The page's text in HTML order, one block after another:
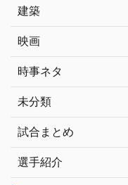
建築
映画
時事ネタ
未分類
試合まとめ
選手紹介